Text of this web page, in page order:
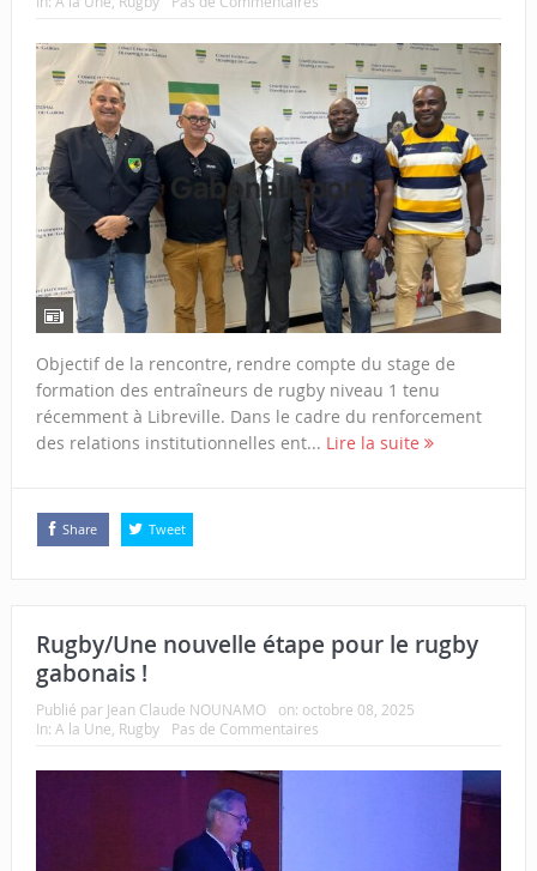
Objectif de la rencontre, rendre compte du stage de
formation des entraîneurs de rugby niveau 1 tenu
récemment à Libreville. Dans le cadre du renforcement
des relations institutionnelles ent... Lire la suite
Share Tweet
Rugby/Une nouvelle étape pour le rugby
gabonais !
Publié par Jean Claude NOUNAMO on: octobre 08, 2025
In: A la Une Rugby Pas de Commentaires